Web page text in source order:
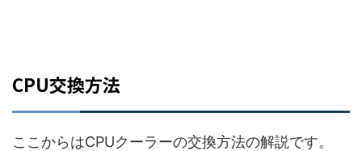
CPU交換方法
ここからはCPUクーラーの交換方法の解説です。